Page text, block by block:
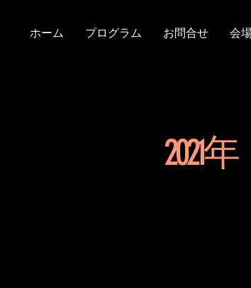
ホーム プログラム お問合せ 会
2 0 2